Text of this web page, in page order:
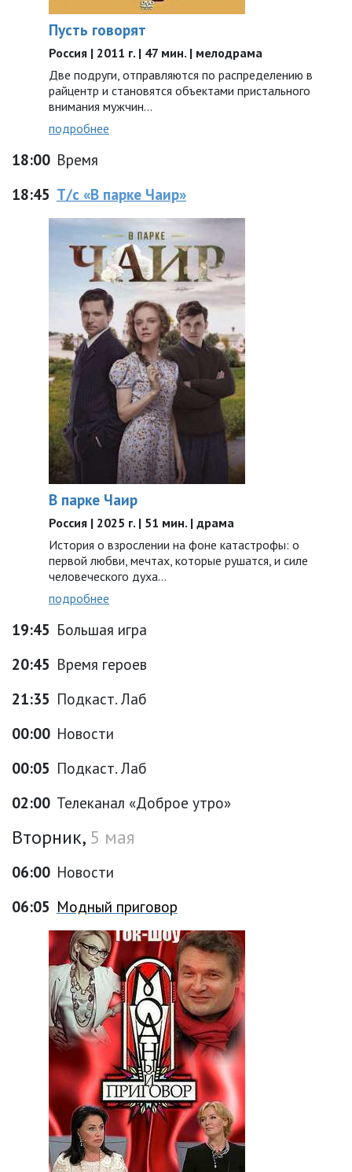
Пусть говорят
Россия | 2011 г. | 47 мин. | мелодрама
Две подруги, отправляются по распределению в
райцентр и становятся объектами пристального
внимания мужчин...
подробнее
18:00 Время
18:45 Т/с «В парке Чаир»
В парке Чаир
Россия | 2025 г. | 51 мин. | драма
История о взрослении на фоне катастрофы: о
первой любви, мечтах, которые рушатся, и силе
человеческого духа…
подробнее
19:45 Большая игра
20:45 Время героев
21:35 Подкаст. Лаб
00:00 Новости
00:05 Подкаст. Лаб
02:00 Телеканал «Доброе утро»
Вторник, 5 мая
06:00 Новости
06:05 Модный приговор